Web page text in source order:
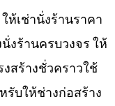
ห้เช่านั่งร้านราคา
งร้านครบวงจร ให้
สร้างชั่วคราวใช้
บให้ช่างก่อสร้าง